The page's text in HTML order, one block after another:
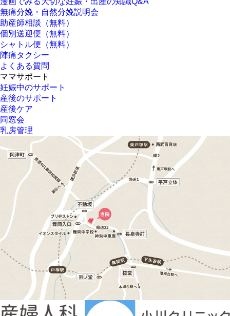
無痛分娩・自然分娩説明会
助産師相談（無料）
個別送迎便（無料）
シャトル便（無料）
陣痛タクシー
よくある質問
ママサポート
妊娠中のサポート
産後のサポート
産後ケア
同窓会
乳房管理